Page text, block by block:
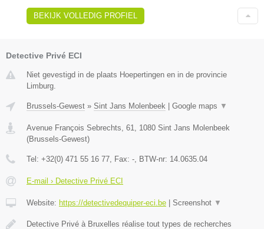
BEKIJK VOLLEDIG PROFIEL
Detective Privé ECI
Niet gevestigd in de plaats Hoepertingen en in de provincie
Limburg.
Brussels-Gewest » Sint Jans Molenbeek Google maps ▼
Avenue François Sebrechts, 61 1080 Sint Jans Molenbeek
(Brussels-Gewest)
Tel: +32(0) 471 55 16 77 , Fax: - , BTW-nr: 14.0635.04
E-mail › Detective Privé ECI
Website: https://detectivedequiper-eci.be Screenshot ▼
Detective Privé à Bruxelles réalise tout types de recherches